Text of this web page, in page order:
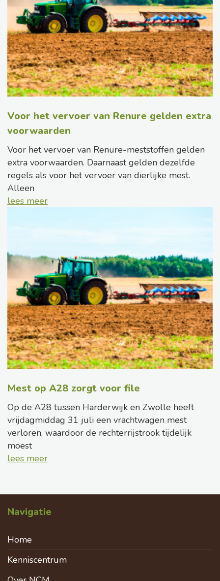
Voor het vervoer van Renure gelden extra
voorwaarden
Voor het vervoer van Renure-meststoffen gelden
extra voorwaarden. Daarnaast gelden dezelfde
regels als voor het vervoer van dierlijke mest.
Alleen
lees meer
Mest op A28 zorgt voor file
Op de A28 tussen Harderwijk en Zwolle heeft
vrijdagmiddag 31 juli een vrachtwagen mest
verloren, waardoor de rechterrijstrook tijdelijk
moest
lees meer
Navigatie
Home
Kenniscentrum